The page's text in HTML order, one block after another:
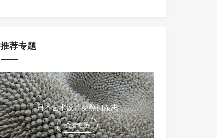
推荐专题
日本艺术设计类热门杂志
查看专题